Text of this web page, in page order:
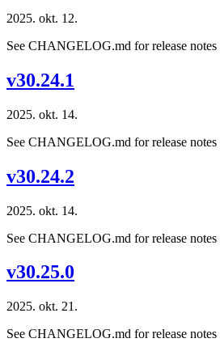
2025. okt. 12.
See CHANGELOG.md for release notes
v30.24.1
2025. okt. 14.
See CHANGELOG.md for release notes
v30.24.2
2025. okt. 14.
See CHANGELOG.md for release notes
v30.25.0
2025. okt. 21.
See CHANGELOG.md for release notes